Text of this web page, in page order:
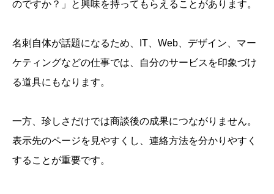
のですか？」と興味を持ってもらえることがあります。
名刺自体が話題になるため、IT、Web、デザイン、マー
ケティングなどの仕事では、自分のサービスを印象づけ
る道具にもなります。
一方、珍しさだけでは商談後の成果につながりません。
表示先のページを見やすくし、連絡方法を分かりやすく
することが重要です。